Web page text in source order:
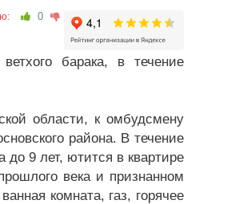
0
барака, в течение
области, к омбудсмену
района. В течение
до 9 лет, ютится в квартире
века и признанном
комната, газ, горячее